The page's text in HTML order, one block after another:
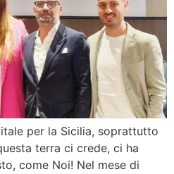
per la Sicilia, soprattutto
terra ci crede, ci ha
come Noi! Nel mese di